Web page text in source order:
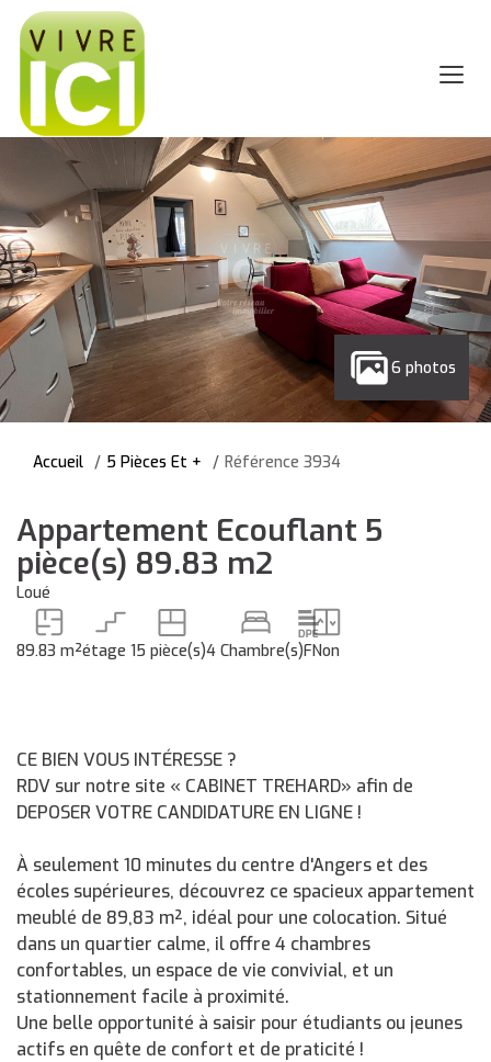
6 photos
Accueil 5 Pièces Et + Référence 3934
Appartement Ecouflant 5
pièce(s) 89.83 m2
Loué
89.83 m²étage 15 pièce(s)4 Chambre(s)FNon
CE BIEN VOUS INTÉRESSE ?
RDV sur notre site « CABINET TREHARD» afin de
DEPOSER VOTRE CANDIDATURE EN LIGNE !
À seulement 10 minutes du centre d'Angers et des
écoles supérieures, découvrez ce spacieux appartement
meublé de 89,83 m², idéal pour une colocation. Situé
dans un quartier calme, il offre 4 chambres
confortables, un espace de vie convivial, et un
stationnement facile à proximité.
Une belle opportunité à saisir pour étudiants ou jeunes
actifs en quête de confort et de praticité !